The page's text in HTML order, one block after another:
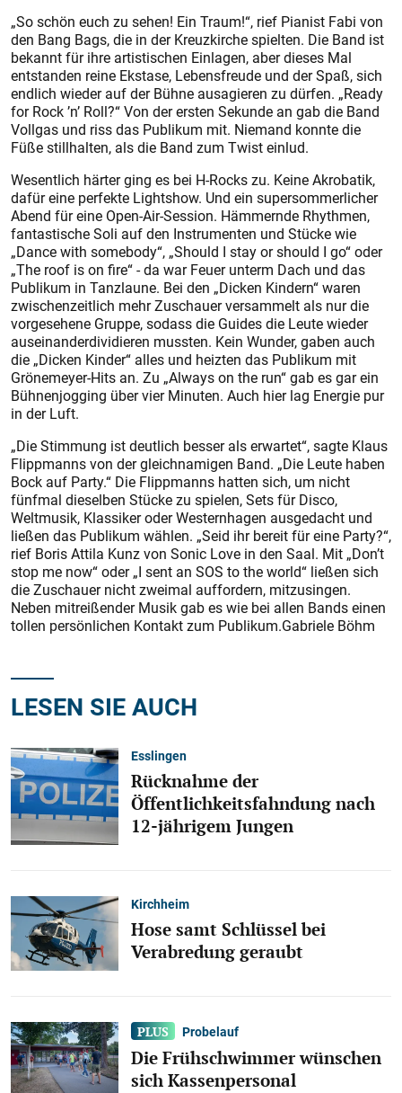
„So schön euch zu sehen! Ein Traum!“, rief Pianist Fabi von
den Bang Bags, die in der Kreuzkirche spielten. Die Band ist
bekannt für ihre artistischen Einlagen, aber dieses Mal
entstanden reine Ekstase, Lebensfreude und der Spaß, sich
endlich wieder auf der Bühne ausagieren zu dürfen. „Ready
for Rock ’n’ Roll?“ Von der ersten Sekunde an gab die Band
Vollgas und riss das Publikum mit. Niemand konnte die
Füße stillhalten, als die Band zum Twist einlud.
Wesentlich härter ging es bei H-Rocks zu. Keine Akrobatik,
dafür eine perfekte Lightshow. Und ein supersommerlicher
Abend für eine Open-Air-Session. Hämmernde Rhythmen,
fantastische Soli auf den Instrumenten und Stücke wie
„Dance with somebody“, „Should I stay or should I go“ oder
„The roof is on fire“ - da war Feuer unterm Dach und das
Publikum in Tanzlaune. Bei den „Dicken Kindern“ waren
zwischenzeitlich mehr Zuschauer versammelt als nur die
vorgesehene Gruppe, sodass die Guides die Leute wieder
auseinanderdividieren mussten. Kein Wunder, gaben auch
die „Dicken Kinder“ alles und heizten das Publikum mit
Grönemeyer-Hits an. Zu „Always on the run“ gab es gar ein
Bühnenjogging über vier Minuten. Auch hier lag Energie pur
in der Luft.
„Die Stimmung ist deutlich besser als erwartet“, sagte Klaus
Flippmanns von der gleichnamigen Band. „Die Leute haben
Bock auf Party.“ Die Flippmanns hatten sich, um nicht
fünfmal dieselben Stücke zu spielen, Sets für Disco,
Weltmusik, Klassiker oder Westernhagen ausgedacht und
ließen das Publikum wählen. „Seid ihr bereit für eine Party?“,
rief Boris Attila Kunz von Sonic Love in den Saal. Mit „Don’t
stop me now“ oder „I sent an SOS to the world“ ließen sich
die Zuschauer nicht zweimal auffordern, mitzusingen.
Neben mitreißender Musik gab es wie bei allen Bands einen
tollen persönlichen Kontakt zum Publikum.Gabriele Böhm
LESEN SIE AUCH
Esslingen
Rücknahme der
Öffentlichkeitsfahndung nach
12-jährigem Jungen
Kirchheim
Hose samt Schlüssel bei
Verabredung geraubt
Probelauf
Die Frühschwimmer wünschen
sich Kassenpersonal